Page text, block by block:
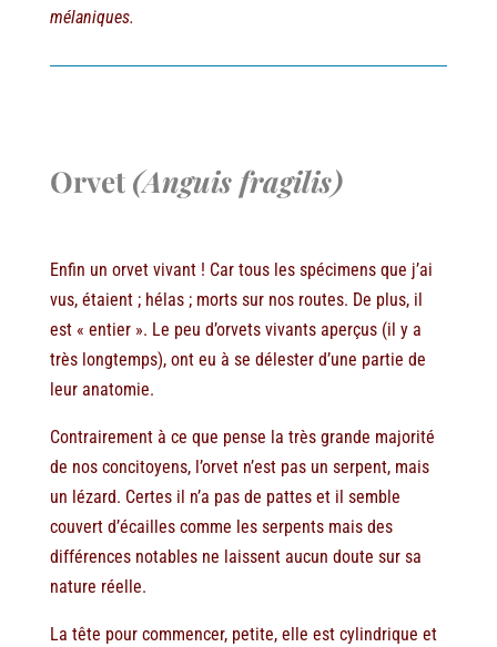
mélaniques.
Orvet (Anguis fragilis)
Enfin un orvet vivant ! Car tous les spécimens que j’ai
vus, étaient ; hélas ; morts sur nos routes. De plus, il
est « entier ». Le peu d’orvets vivants aperçus (il y a
très longtemps), ont eu à se délester d’une partie de
leur anatomie.
Contrairement à ce que pense la très grande majorité
de nos concitoyens, l’orvet n’est pas un serpent, mais
un lézard. Certes il n’a pas de pattes et il semble
couvert d’écailles comme les serpents mais des
différences notables ne laissent aucun doute sur sa
nature réelle.
La tête pour commencer, petite, elle est cylindrique et